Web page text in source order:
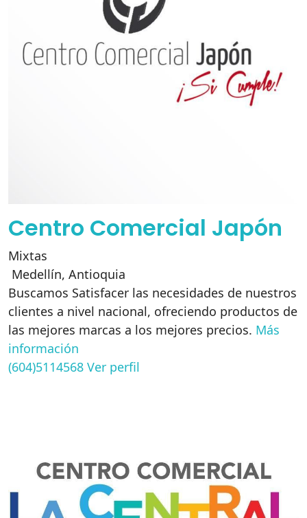
Centro Comercial Japón
Mixtas
Medellín, Antioquia
Buscamos Satisfacer las necesidades de nuestros
clientes a nivel nacional, ofreciendo productos de
las mejores marcas a los mejores precios. Más
información
(604)5114568 Ver perfil